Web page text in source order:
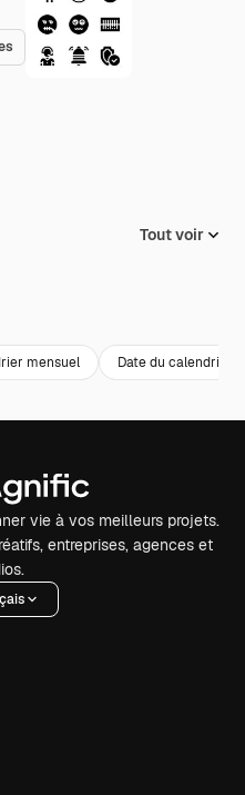
Tout voir
mensuel Date du calendrier
vie à vos meilleurs projets.
entreprises, agences et